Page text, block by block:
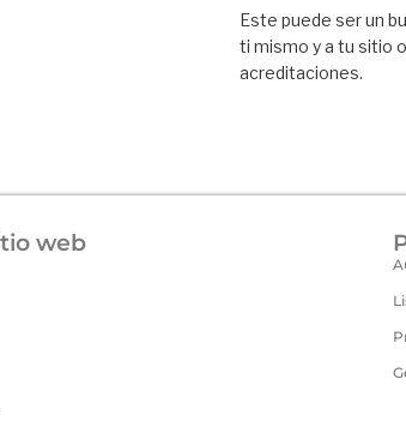
Este puede ser un
ti mismo y a tu sitio
acreditaciones.
web